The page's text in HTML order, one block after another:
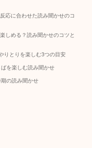
応に合わせた読み聞かせのコ
しめる？読み聞かせのコツと
りとりを楽しむ3つの目安
を楽しむ読み聞かせ
の読み聞かせ